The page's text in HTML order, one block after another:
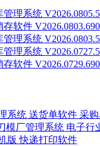
管理系统
存软件
管理系统
管理系统
存软件
系统 送货单软件 采
模厂管理系统 电子行
版快递打印软件